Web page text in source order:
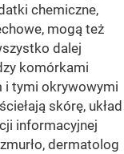
chemiczne,
mogą też
dalej
komórkami
i tymi okrywowymi
skórę, układ
informacyjnej
dermatolog